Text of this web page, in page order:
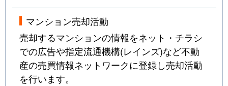
マンション売却活動
売却するマンションの情報をネット・チラシ
での広告や指定流通機構(レインズ)など不動
産の売買情報ネットワークに登録し売却活動
を行います。